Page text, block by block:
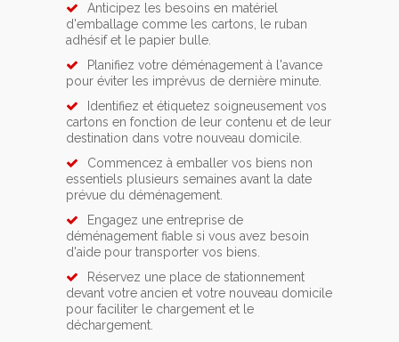
Anticipez les besoins en matériel
d'emballage comme les cartons, le ruban
adhésif et le papier bulle.
Planifiez votre déménagement à l'avance
pour éviter les imprévus de dernière minute.
Identifiez et étiquetez soigneusement vos
cartons en fonction de leur contenu et de leur
destination dans votre nouveau domicile.
Commencez à emballer vos biens non
essentiels plusieurs semaines avant la date
prévue du déménagement.
Engagez une entreprise de
déménagement fiable si vous avez besoin
d'aide pour transporter vos biens.
Réservez une place de stationnement
devant votre ancien et votre nouveau domicile
pour faciliter le chargement et le
déchargement.